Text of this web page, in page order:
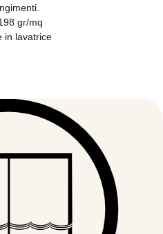
gr/mq
in lavatrice